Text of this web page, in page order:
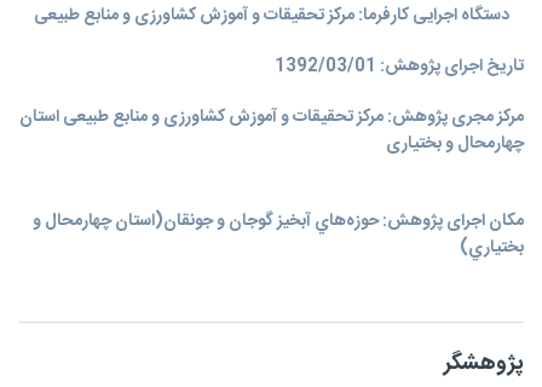
دستگاه اجرایی کارفرما: مرکز تحقیقات و آموزش کشاورزی و منابع طبیعی
تاریخ اجرای پژوهش: 1392/03/01
مرکز مجری پژوهش: مرکز تحقیقات و آموزش کشاورزی و منابع طبیعی استان
چهارمحال و بختیاری
مکان اجرای پژوهش: حوزه‌هاي آبخيز گوجان و جونقان(استان چهارمحال و
بختياري)
پژوهشگر